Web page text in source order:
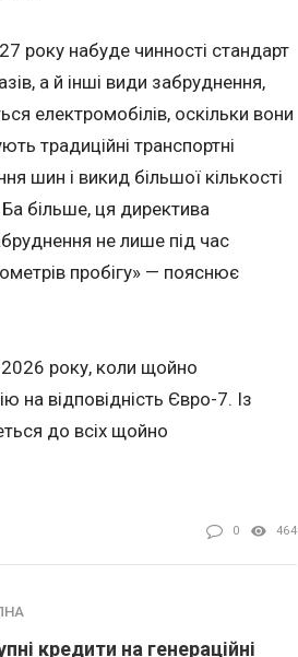
року набуде чинності стандарт
а й інші види забруднення,
електромобілів, оскільки вони
традиційні транспортні
шин і викид більшої кількості
більше, ця директива
не лише під час
пробігу» — пояснює
року, коли щойно
на відповідність Євро-7. Із
до всіх щойно
0 464
кредити на генераційні